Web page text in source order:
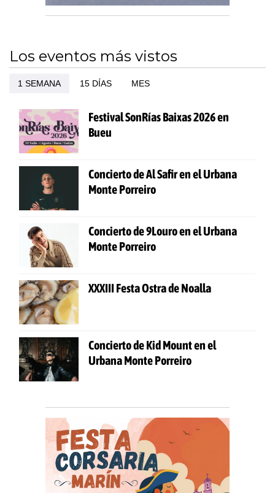
Los eventos más vistos
1 SEMANA 15 DÍAS MES
Festival SonRías Baixas 2026 en
Bueu
Concierto de Al Safir en el Urbana
Monte Porreiro
Concierto de 9Louro en el Urbana
Monte Porreiro
XXXIII Festa Ostra de Noalla
Concierto de Kid Mount en el
Urbana Monte Porreiro